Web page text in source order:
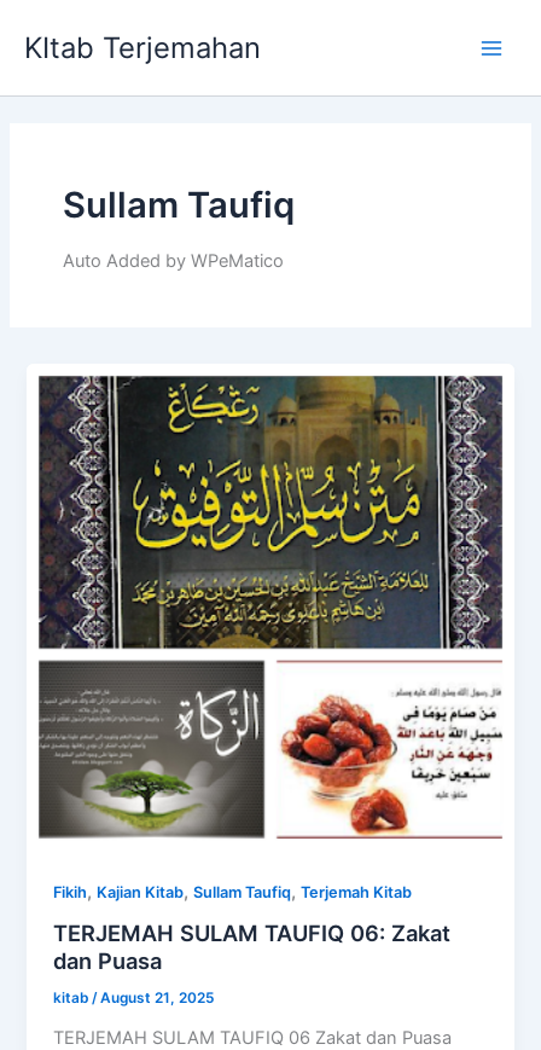
KItab Terjemahan
Sullam Taufiq
Auto Added by WPeMatico
Fikih, Kajian Kitab,Sullam Taufiq,Terjemah Kitab
TERJEMAH SULAM TAUFIQ 06: Zakat
dan Puasa
kitab/August 21, 2025
TERJEMAH SULAM TAUFIQ 06 Zakat dan Puasa